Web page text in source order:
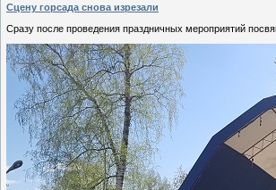
Сцену горсада снова изрезали
Сразу после проведения праздничных мероприятий